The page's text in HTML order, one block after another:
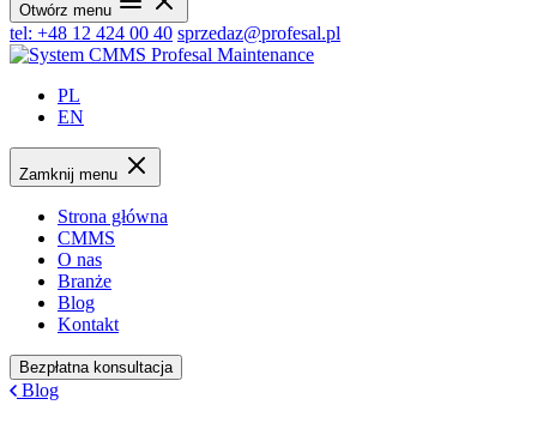
Otwórz menu
tel: +48 12 424 00 40 sprzedaz@profesal.pl
PL
EN
Zamknij menu
Strona główna
CMMS
O nas
Branże
Blog
Kontakt
Bezpłatna konsultacja
Blog